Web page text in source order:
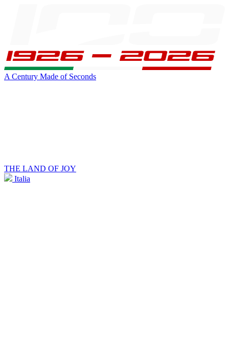
A Century Made of Seconds
THE LAND OF JOY
Italia